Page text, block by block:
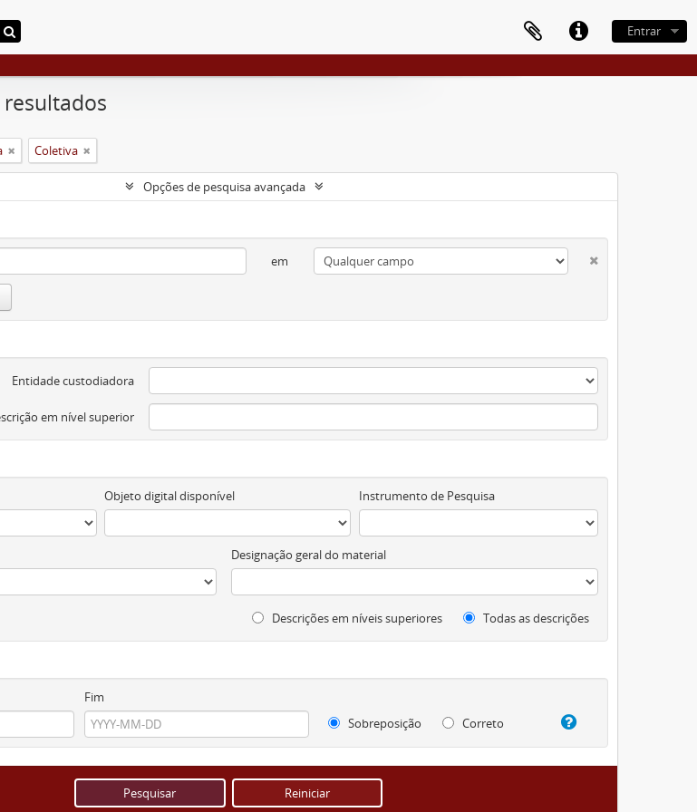
Entrar
Coletiva
Opções de pesquisa avançada
em
Entidade custodiadora
em nível superior
Objeto digital disponível Instrumento de Pesquisa
Designação geral do material
Descrições em níveis superiores Todas as descrições
Fim
Sobreposição
Correto